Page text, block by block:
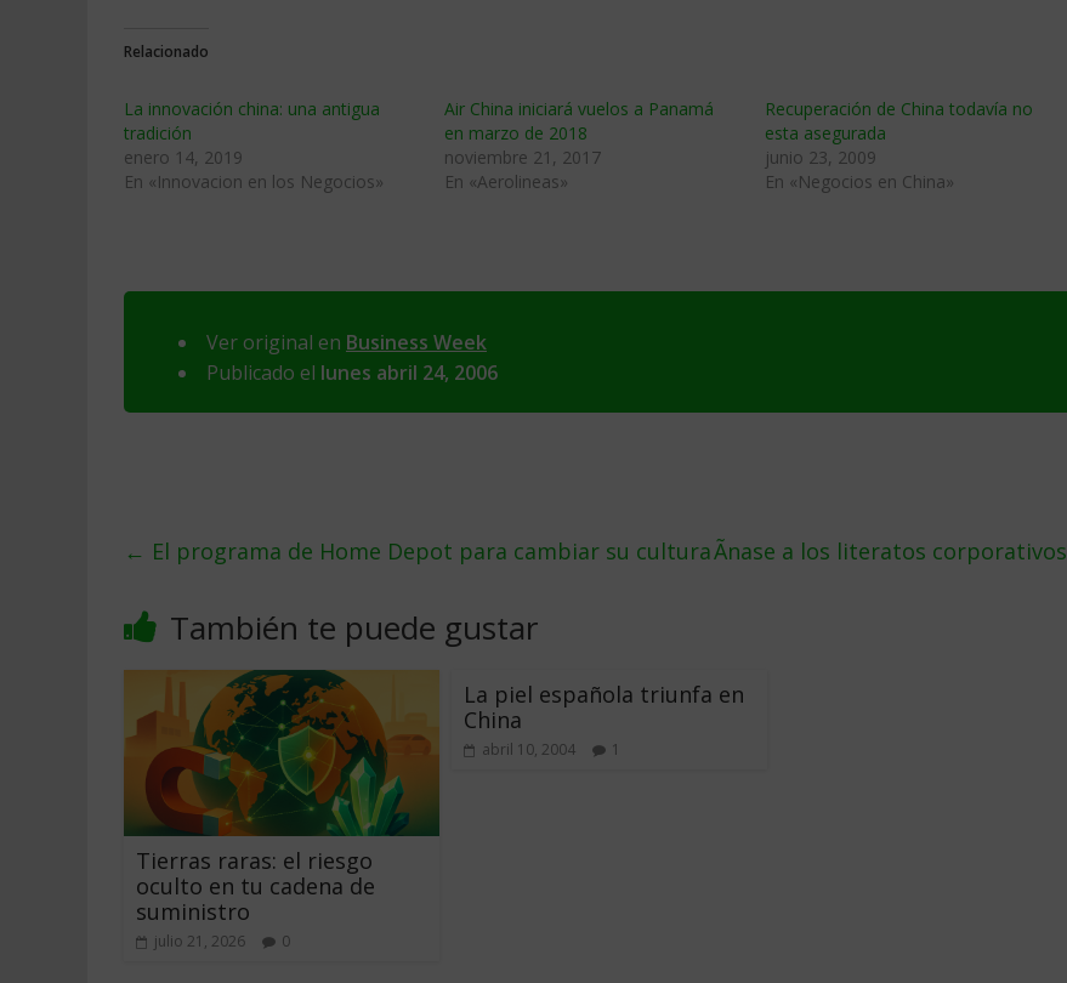
Relacionado
La innovación china: una antigua
tradición
enero 14, 2019
En «Innovacion en los Negocios»
Air China iniciará vuelos a Panamá
en marzo de 2018
noviembre 21, 2017
En «Aerolineas»
Recuperación de China todaví­a no
esta asegurada
junio 23, 2009
En «Negocios en China»
Ver original en Business Week
Publicado el lunes abril 24, 2006
← El programa de Home Depot para cambiar su culturaÃnase a los literatos corporativos
También te puede gustar
Tierras raras: el riesgo
oculto en tu cadena de
suministro
julio 21, 2026 0
La piel española triunfa en
China
abril 10, 2004 1